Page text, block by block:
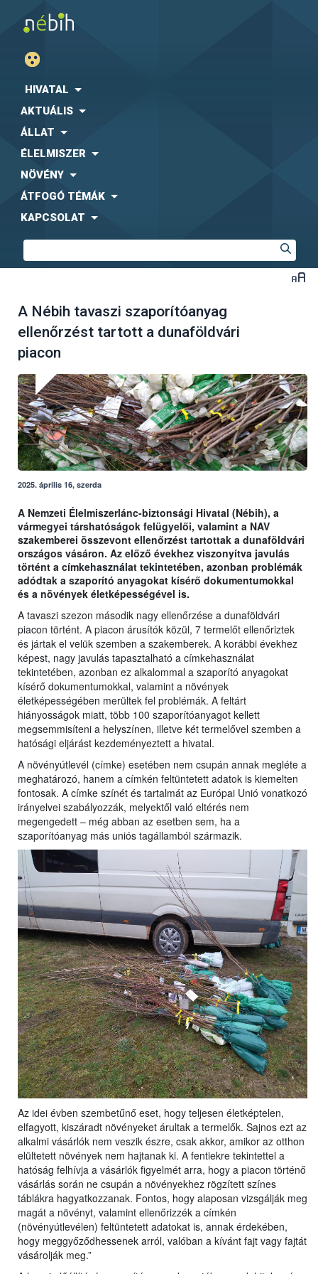
HIVATAL
AKTUÁLIS
ÁLLAT
ÉLELMISZER
NÖVÉNY
ÁTFOGÓ TÉMÁK
KAPCSOLAT
A Nébih tavaszi szaporítóanyag
ellenőrzést tartott a dunaföldvári
piacon
2025. április 16, szerda
A Nemzeti Élelmiszerlánc-biztonsági Hivatal (Nébih), a
vármegyei társhatóságok felügyelői, valamint a NAV
szakemberei összevont ellenőrzést tartottak a dunaföldvári
országos vásáron. Az előző évekhez viszonyítva javulás
történt a címkehasználat tekintetében, azonban problémák
adódtak a szaporító anyagokat kísérő dokumentumokkal
és a növények életképességével is.
A tavaszi szezon második nagy ellenőrzése a dunaföldvári
piacon történt. A piacon árusítók közül, 7 termelőt ellenőriztek
és jártak el velük szemben a szakemberek. A korábbi évekhez
képest, nagy javulás tapasztalható a címkehasználat
tekintetében, azonban ez alkalommal a szaporító anyagokat
kísérő dokumentumokkal, valamint a növények
életképességében merültek fel problémák. A feltárt
hiányosságok miatt, több 100 szaporítóanyagot kellett
megsemmisíteni a helyszínen, illetve két termelővel szemben a
hatósági eljárást kezdeményeztett a hivatal.
A növényútlevél (címke) esetében nem csupán annak megléte a
meghatározó, hanem a címkén feltüntetett adatok is kiemelten
fontosak. A címke színét és tartalmát az Európai Unió vonatkozó
irányelvei szabályozzák, melyektől való eltérés nem
megengedett – még abban az esetben sem, ha a
szaporítóanyag más uniós tagállamból származik.
Az idei évben szembetűnő eset, hogy teljesen életképtelen,
elfagyott, kiszáradt növényeket árultak a termelők. Sajnos ezt az
alkalmi vásárlók nem veszik észre, csak akkor, amikor az otthon
elültetett növények nem hajtanak ki. A fentiekre tekintettel a
hatóság felhívja a vásárlók figyelmét arra, hogy a piacon történő
vásárlás során ne csupán a növényekhez rögzített színes
táblákra hagyatkozzanak. Fontos, hogy alaposan vizsgálják meg
magát a növényt, valamint ellenőrizzék a címkén
(növényútlevélen) feltüntetett adatokat is, annak érdekében,
hogy meggyőződhessenek arról, valóban a kívánt fajt vagy fajtát
vásárolják meg.”